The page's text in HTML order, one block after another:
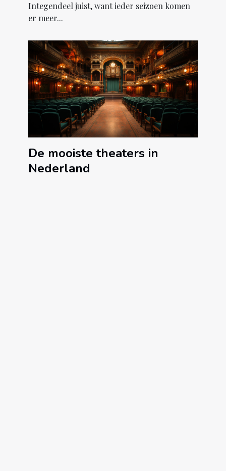
Integendeel juist, want ieder seizoen komen
er meer...
De mooiste theaters in
Nederland